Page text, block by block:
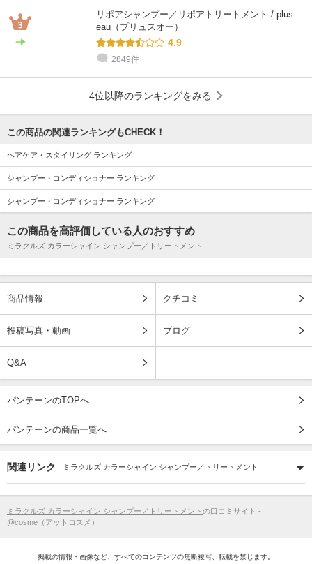
リポアシャンプー／リポアトリートメント / plus
eau（プリュスオー）
4.9
2849件
4位以降のランキングをみる
この商品の関連ランキングもCHECK！
ヘアケア・スタイリング ランキング
シャンプー・コンディショナー ランキング
シャンプー・コンディショナー ランキング
この商品を高評価している人のおすすめ
ミラクルズ カラーシャイン シャンプー／トリートメント
商品情報 クチコミ
投稿写真・動画 ブログ
Q&A
パンテーンのTOPへ
パンテーンの商品一覧へ
関連リンク ミラクルズ カラーシャイン シャンプー／トリートメント
ミラクルズ カラーシャイン シャンプー／トリートメント の口コミサイト -
@cosme（アットコスメ）
掲載の情報・画像など、すべてのコンテンツの無断複写、転載を禁じます。